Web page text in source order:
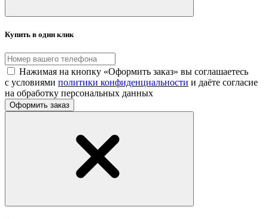
Купить в один клик
Нажимая на кнопку «Оформить заказ» вы соглашаетесь
с условиями политики конфиденциальности и даёте согласие
на обработку персональных данных
Оформить заказ